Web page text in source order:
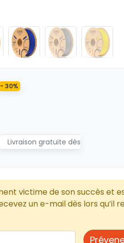
- 30%
Livraison gratuite dès
victime de son succès et
un e-mail dès lors qu’il